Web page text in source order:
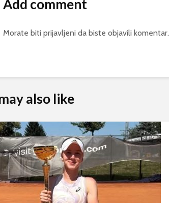
Add comment
Morate biti prijavljeni da biste objavili komentar.
also like